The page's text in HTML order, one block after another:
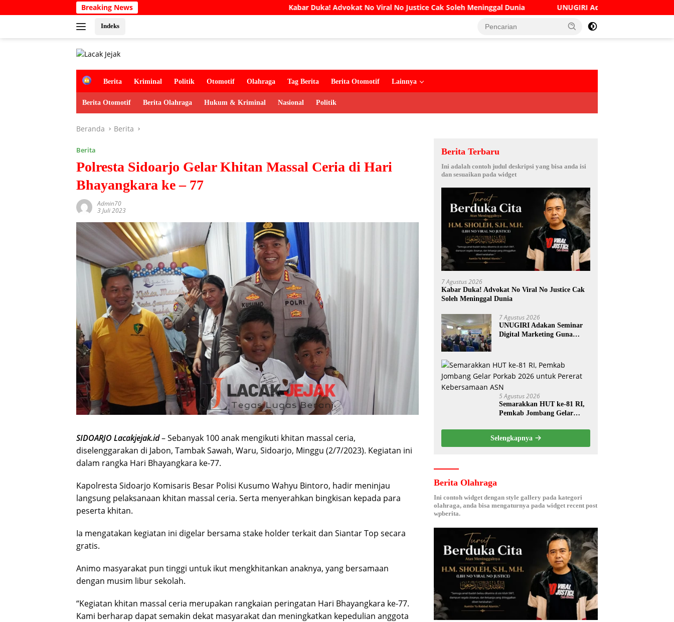
ke
Breaking News Kabar Duka! Advokat No Viral No Justice Cak Soleh Meninggal Dunia UNUGIRI Adakan Seminar Digital Marketing
Indeks
H
e
Berita Kriminal Politik Otomotif Olahraga Tag Berita Berita Otomotif Lainnya
Berita Otomotif Berita Olahraga Hukum & Kriminal Nasional Politik
Beranda Berita
Berita
Polresta Sidoarjo Gelar Khitan Massal Ceria di Hari
Bhayangkara ke – 77
Admin70
3 Juli 2023
SIDOARJO Lacakjejak.id– Sebanyak 100 anak mengikuti khitan massal ceria,
diselenggarakan di Jabon, Tambak Sawah, Waru, Sidoarjo, Minggu (2/7/2023). Kegiatan ini
dalam rangka Hari Bhayangkara ke-77.
Kapolresta Sidoarjo Komisaris Besar Polisi Kusumo Wahyu Bintoro, hadir meninjau
langsung pelaksanaan khitan massal ceria. Serta menyerahkan bingkisan kepada para
peserta khitan.
Ia mengatakan kegiatan ini digelar bersama stake holder terkait dan Siantar Top secara
gratis.
Animo masyarakat pun tinggi untuk ikut mengkhitankan anaknya, yang bersamaan
dengan musim libur sekolah.
“Kegiatan khitan massal ceria merupakan rangkaian peringatan Hari Bhayangkara ke-77.
Kami berharap dapat semakin dekat masyarakat dan meningkatkan kepedulian anggota
Berita Terbaru
Ini adalah contoh judul deskripsi yang bisa anda isi
dan sesuaikan pada widget
7 Agustus 2026
Kabar Duka! Advokat No Viral No Justice Cak
Soleh Meninggal Dunia
7 Agustus 2026
UNUGIRI Adakan Seminar
Digital Marketing Guna
Desa Prangi
5 Agustus 2026
Semarakkan HUT ke-81 RI,
Pemkab Jombang Gelar
Kebersamaan ASN
Selengkapnya
Berita Olahraga
Ini contoh widget dengan style gallery pada kategori
olahraga, anda bisa mengaturnya pada widget recent post
wpberita.